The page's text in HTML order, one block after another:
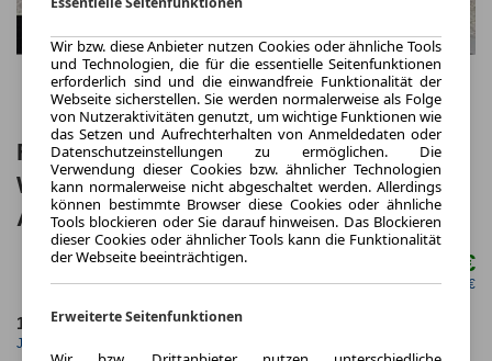
Ford Puma ST-Line inkl.
WARTUNG/VERSCHLEIß⚡125PS
Automatik⚡Winter-, Fahrassistenzpaket,
Gzjreifen
219,99 €
netto mtl. 184,03 €
10.000,0 km
Jahrliche Fahrleistung
Wir bzw. diese Anbieter nutzen Cookies oder ähnliche Tools
und Technologien, die für die essentielle Seitenfunktionen
erforderlich sind und die einwandfreie Funktionalität der
Webseite sicherstellen. Sie werden normalerweise als Folge
von Nutzeraktivitäten genutzt, um wichtige Funktionen wie
das Setzen und Aufrechterhalten von Anmeldedaten oder
Datenschutzeinstellungen zu ermöglichen. Die
Verwendung dieser Cookies bzw. ähnlicher Technologien
kann normalerweise nicht abgeschaltet werden. Allerdings
können bestimmte Browser diese Cookies oder ähnliche
Tools blockieren oder Sie darauf hinweisen. Das Blockieren
dieser Cookies oder ähnlicher Tools kann die Funktionalität
der Webseite beeinträchtigen.
Erweiterte Seitenfunktionen